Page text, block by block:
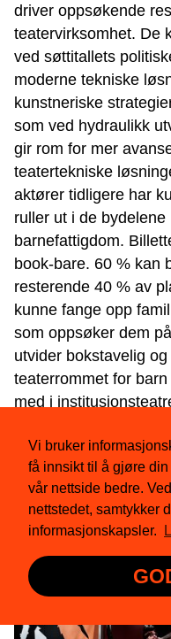
Vi bruker
få innsikt til å gjøre
vår nettside bedre.
nettstedet, samtykker
informasjonskapsler.
driver oppsøkende
teatervirksomhet. De
ved søttitallets
moderne tekniske
kunstneriske
som ved hydraulikk
gir rom for mer
teatertekniske
aktører tidligere har
ruller ut i de
barnefattigdom.
book-bare. 60 % kan
resterende 40 % av
kunne fange opp
som oppsøker dem
utvider bokstavelig
teaterrommet for
med i
overrasket om ikke
at det i fremtiden
omkring i hele landet.